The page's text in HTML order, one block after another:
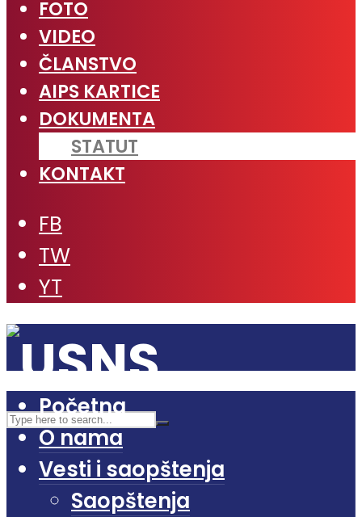
FOTO
VIDEO
ČLANSTVO
AIPS KARTICE
DOKUMENTA
STATUT
KONTAKT
FB
TW
YT
Početna
O nama
Vesti i saopštenja
Saopštenja